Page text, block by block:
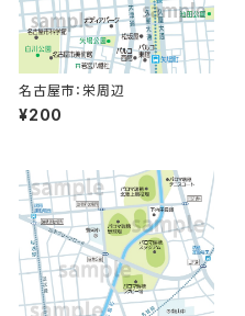
名古屋市：栄周辺
¥200